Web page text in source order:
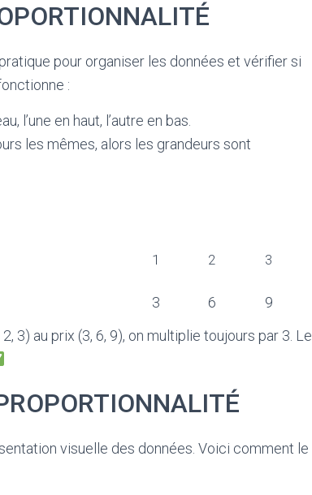
pour organiser les données et vérifier si
:
l’une en haut, l’autre en bas.
les mêmes, alors les grandeurs sont
1 2 3
3 6
9
3) au prix (3, 6, 9), on multiplie toujours par 3. Le
visuelle des données. Voici comment le